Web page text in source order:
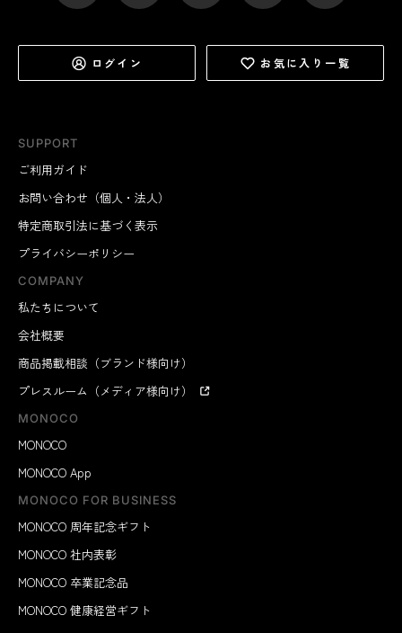
SUPPORT
ご利用ガイド
お問い合わせ（個人・法人）
特定商取引法に基づく表示
プライバシーポリシー
COMPANY
私たちについて
会社概要
商品掲載相談（ブランド様向け）
プレスルーム（メディア様向け）
MONOCO
MONOCO
MONOCO App
MONOCO FOR BUSINESS
MONOCO 周年記念ギフト
MONOCO 社内表彰
MONOCO 卒業記念品
MONOCO 健康経営ギフト
ログイン お気に入り一覧